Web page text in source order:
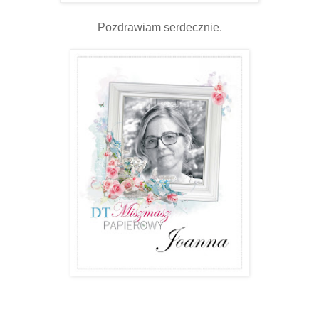
Pozdrawiam serdecznie.